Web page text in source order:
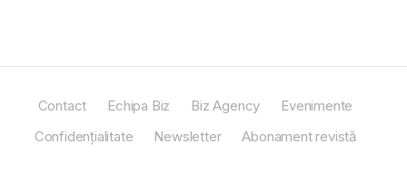
Contact Echipa Biz Biz Agency
Evenimente
Confidențialitate
Newsletter Abonament revistă